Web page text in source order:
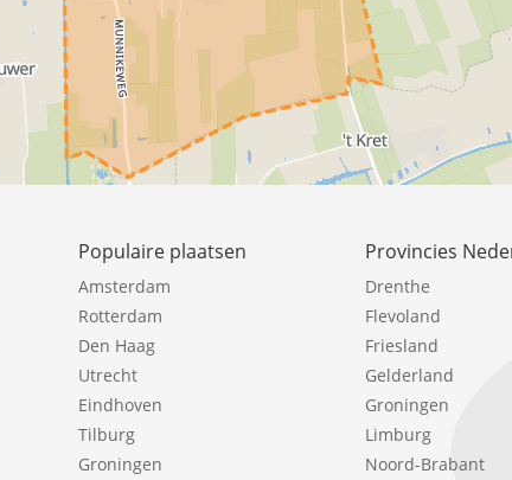
Populaire plaatsen
Amsterdam
Rotterdam
Den Haag
Utrecht
Eindhoven
Tilburg
Groningen
Provincies
Drenthe
Flevoland
Friesland
Gelderland
Groningen
Limburg
Noord-Brabant